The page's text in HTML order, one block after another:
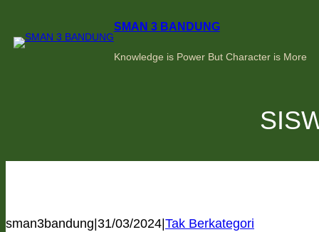
content
SMAN 3 BANDUNG
Knowledge is Power But Character is More
sman3bandung|31/03/2024|Tak Berkategori